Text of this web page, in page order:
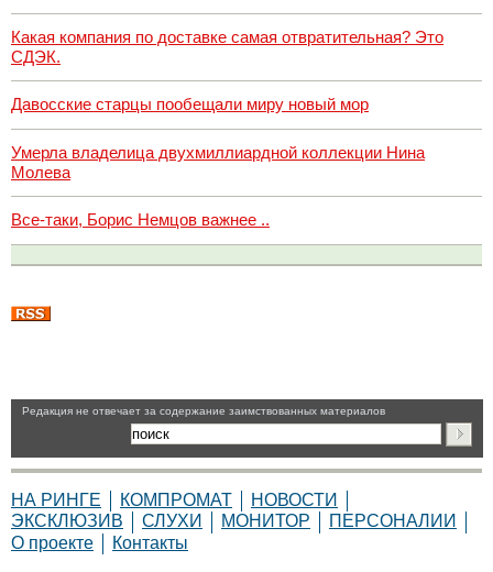
Какая компания по доставке самая отвратительная? Это
СДЭК.
Давосские старцы пообещали миру новый мор
Умерла владелица двухмиллиардной коллекции Нина
Молева
Все-таки, Борис Немцов важнее ..
Pедакция не отвечает за содержание заимствованных материалов
НА РИНГЕ КОМПРОМАТ
НОВОСТИ
ЭКСКЛЮЗИВ
СЛУХИ МОНИТОР
ПЕРСОНАЛИИ
О проекте
Контакты